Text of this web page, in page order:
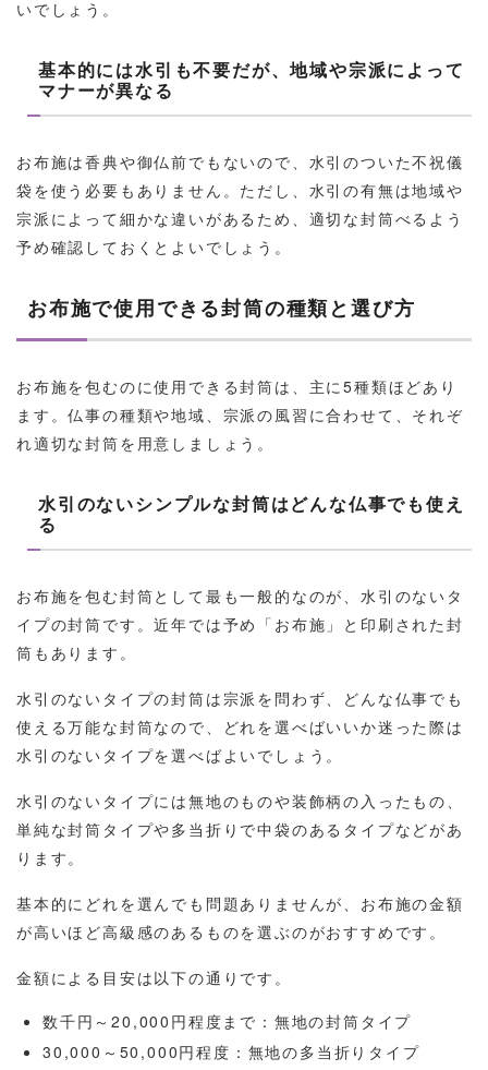
いでしょう。
基本的には水引も不要だが、地域や宗派によって
マナーが異なる
お布施は香典や御仏前でもないので、水引のついた不祝儀
袋を使う必要もありません。ただし、水引の有無は地域や
宗派によって細かな違いがあるため、適切な封筒べるよう
予め確認しておくとよいでしょう。
お布施で使用できる封筒の種類と選び方
お布施を包むのに使用できる封筒は、主に5種類ほどあり
ます。仏事の種類や地域、宗派の風習に合わせて、それぞ
れ適切な封筒を用意しましょう。
水引のないシンプルな封筒はどんな仏事でも使え
る
お布施を包む封筒として最も一般的なのが、水引のないタ
イプの封筒です。近年では予め「お布施」と印刷された封
筒もあります。
水引のないタイプの封筒は宗派を問わず、どんな仏事でも
使える万能な封筒なので、どれを選べばいいか迷った際は
水引のないタイプを選べばよいでしょう。
水引のないタイプには無地のものや装飾柄の入ったもの、
単純な封筒タイプや多当折りで中袋のあるタイプなどがあ
ります。
基本的にどれを選んでも問題ありませんが、お布施の金額
が高いほど高級感のあるものを選ぶのがおすすめです。
金額による目安は以下の通りです。
数千円～20,000円程度まで：無地の封筒タイプ
30,000～50,000円程度：無地の多当折りタイプ